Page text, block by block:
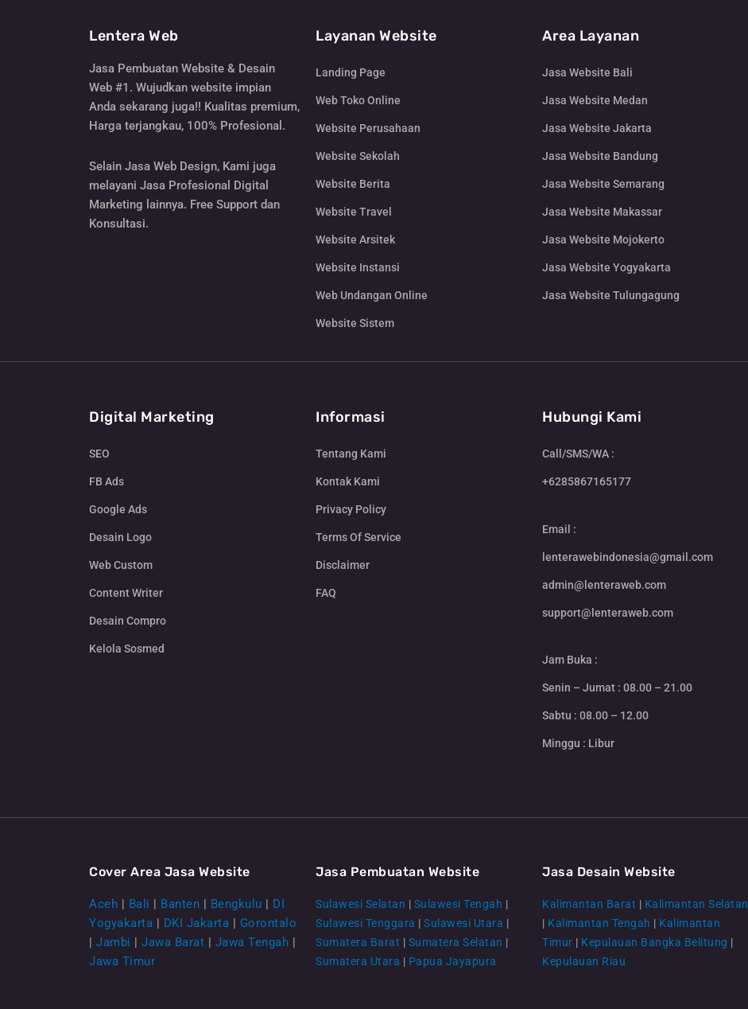
Lentera Web
Jasa Pembuatan Website & Desain
Web #1. Wujudkan website impian
Anda sekarang juga!! Kualitas premium,
Harga terjangkau, 100% Profesional.
Selain Jasa Web Design, Kami juga
melayani Jasa Profesional Digital
Marketing lainnya. Free Support dan
Konsultasi.
Layanan Website
Landing Page
Web Toko Online
Website Perusahaan
Website Sekolah
Website Berita
Website Travel
Website Arsitek
Website Instansi
Web Undangan Online
Website Sistem
Area Layanan
Jasa Website Bali
Jasa Website Medan
Jasa Website Jakarta
Jasa Website Bandung
Jasa Website Semarang
Jasa Website Makassar
Jasa Website Mojokerto
Jasa Website Yogyakarta
Jasa Website Tulungagung
Digital Marketing
SEO
FB Ads
Google Ads
Desain Logo
Web Custom
Content Writer
Desain Compro
Kelola Sosmed
Informasi
Tentang Kami
Kontak Kami
Privacy Policy
Terms Of Service
Disclaimer
FAQ
Hubungi Kami
Call/SMS/WA :
+6285867165177
Email :
lenterawebindonesia@gmail.com
admin@lenteraweb.com
support@lenteraweb.com
Jam Buka :
Senin – Jumat : 08.00 – 21.00
Sabtu : 08.00 – 12.00
Minggu : Libur
Cover Area Jasa Website
Aceh | Bali | Banten | Bengkulu | DI
Yogyakarta | DKI Jakarta | Gorontalo
| Jambi | Jawa Barat | Jawa Tengah |
Jawa Timur
Jasa Pembuatan Website
Sulawesi Selatan | Sulawesi Tengah |
Sulawesi Tenggara | Sulawesi Utara |
Sumatera Barat | Sumatera Selatan |
Sumatera Utara | Papua Jayapura
Jasa Desain Website
Kalimantan Barat | Kalimantan Selatan
| Kalimantan Tengah | Kalimantan
Timur | Kepulauan Bangka Belitung |
Kepulauan Riau